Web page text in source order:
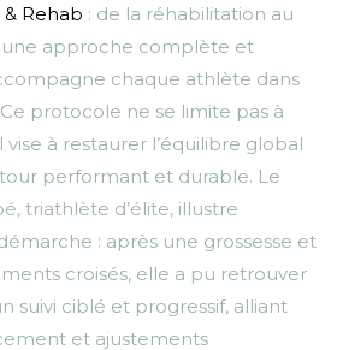
Rehab : de la réhabilitation au
une approche complète et
chaque athlète dans
protocole ne se limite pas à
vise à restaurer l’équilibre global
performant et durable. Le
triathlète d’élite, illustre
: après une grossesse et
croisés, elle a pu retrouver
suivi ciblé et progressif, alliant
et ajustements